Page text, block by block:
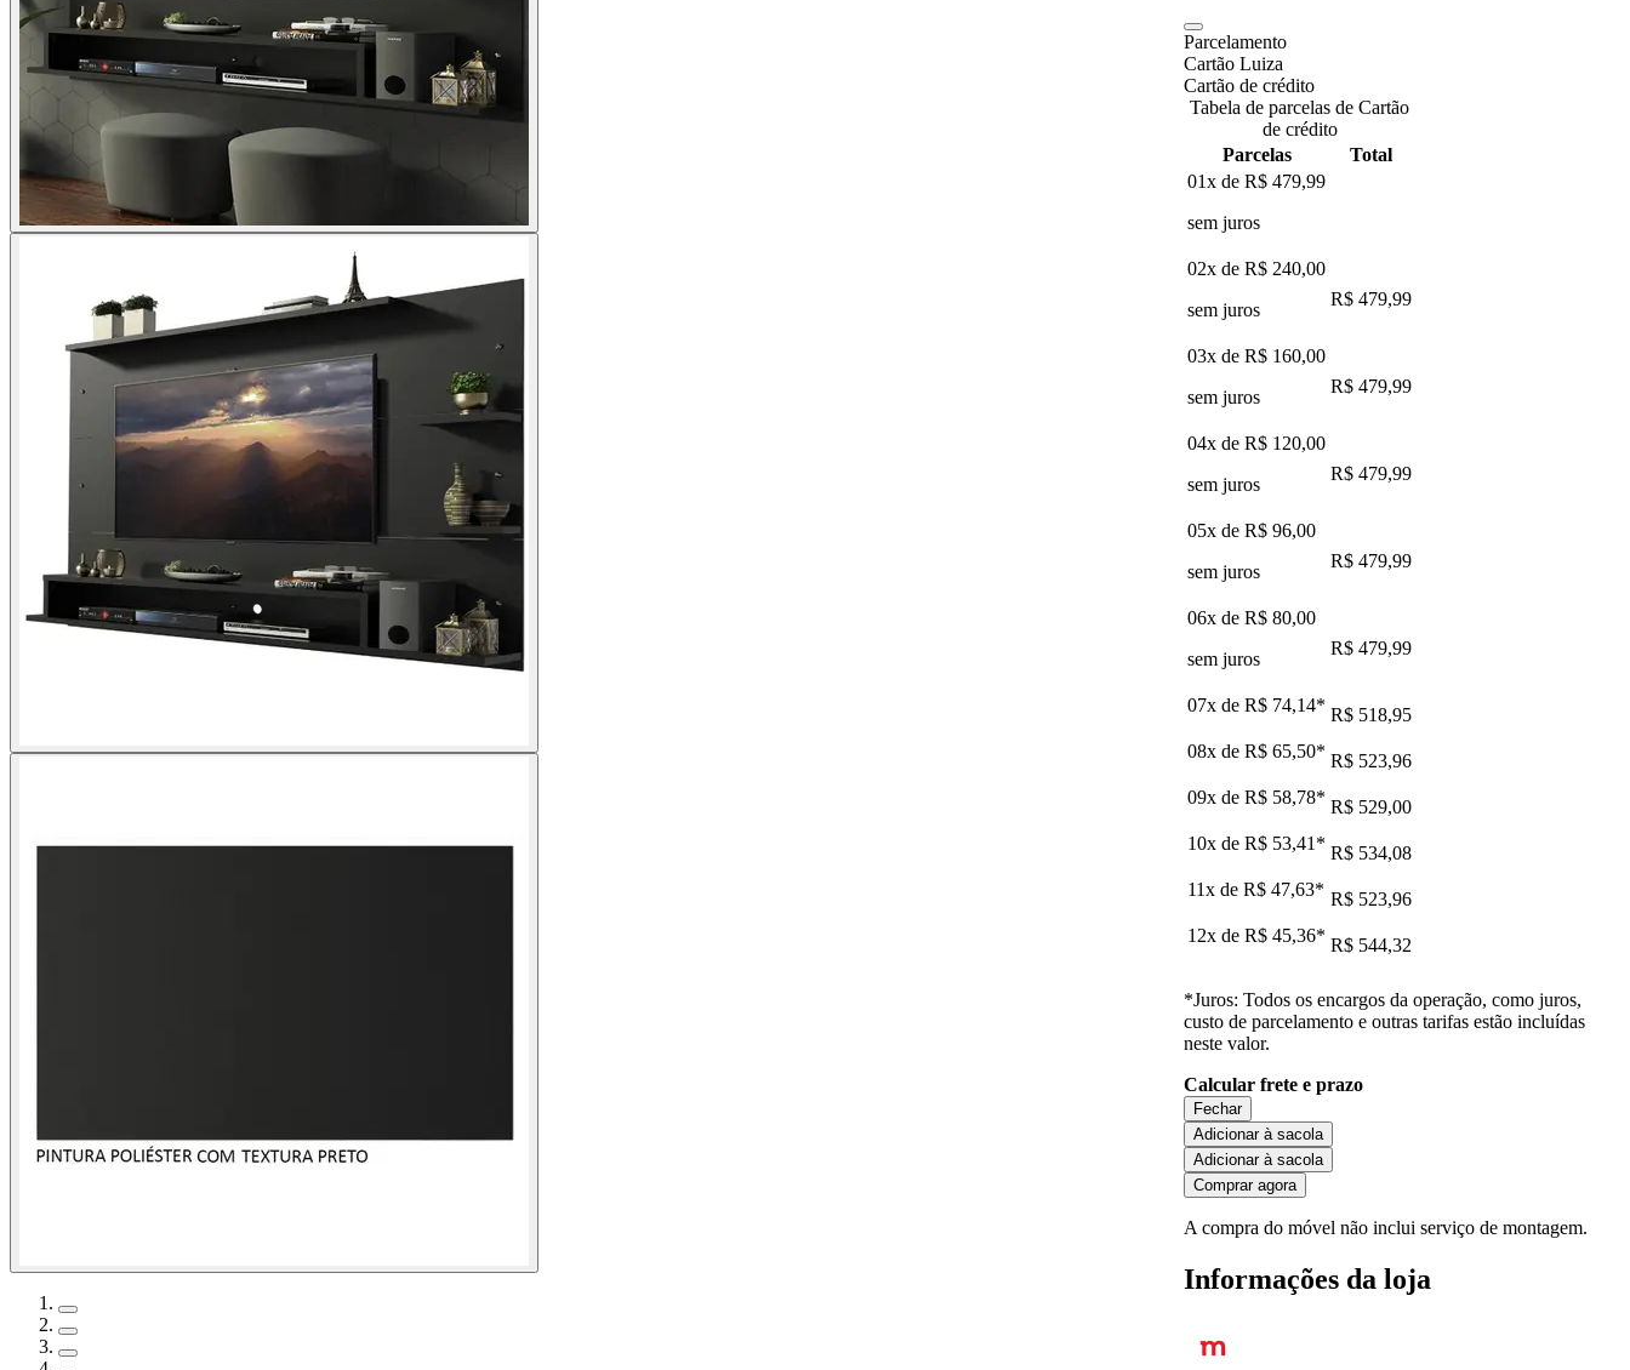
Parcelamento
Cartão Luiza
Cartão de crédito
Tabela de parcelas de Cartão
de crédito
Parcelas
Total
01x de R$ 479,99
sem juros
02x de R$ 240,00
sem juros
R$ 479,99
03x de R$ 160,00
sem juros
R$ 479,99
04x de R$ 120,00
sem juros
R$ 479,99
05x de R$ 96,00
sem juros
R$ 479,99
06x de R$ 80,00
sem juros
R$ 479,99
07x de R$ 74,14* R$ 518,95
08x de R$ 65,50* R$ 523,96
09x de R$ 58,78* R$ 529,00
10x de R$ 53,41 * R$ 534,08
11x de R$ 47,63* R$ 523,96
12x de R$ 45,36* R$ 544,32
*Juros: Todos os encargos da operação, como juros,
custo de parcelamento e outras tarifas estão incluídas
neste valor.
Calcular frete e prazo
Fechar
Adicionar à sacola
Adicionar à sacola
Comprar agora
A compra do móvel não inclui serviço de montagem.
Informações da loja